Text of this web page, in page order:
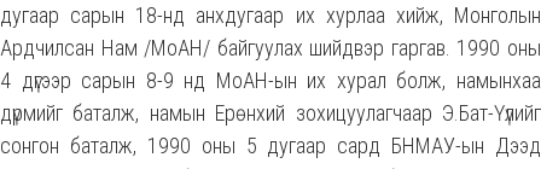
дугаар сарын 18-нд анхдугаар их хурлаа хийж, Монголын
Ардчилсан Нам /МоАН/ байгуулах шийдвэр гаргав. 1990 оны
4 дүгээр сарын 8-9 нд МоАН-ын их хурал болж, намынхаа
дүрмийг баталж, намын Ерөнхий зохицуулагчаар Э.Бат-Үүлийг
сонгон баталж, 1990 оны 5 дугаар сард БНМАУ-ын Дээд